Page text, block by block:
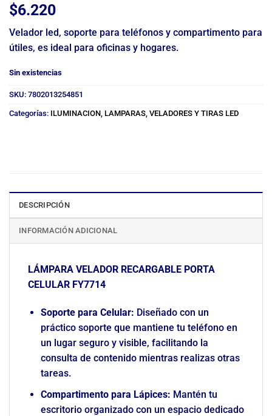
$6.220
Velador led, soporte para teléfonos y compartimento para
útiles, es ideal para oficinas y hogares.
Sin existencias
SKU: 7802013254851
Categorías: ILUMINACION, LAMPARAS, VELADORES Y TIRAS LED
DESCRIPCIÓN
INFORMACIÓN ADICIONAL
LÁMPARA VELADOR RECARGABLE PORTA
CELULAR FY7714
Soporte para Celular: Diseñado con un
práctico soporte que mantiene tu teléfono en
un lugar seguro y visible, facilitando la
consulta de contenido mientras realizas otras
tareas.
Compartimento para Lápices: Mantén tu
escritorio organizado con un espacio dedicado